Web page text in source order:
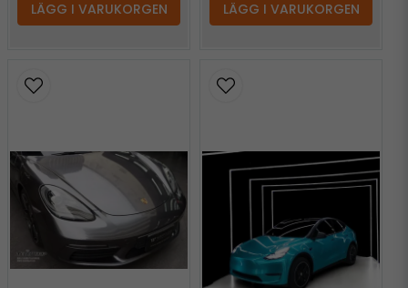
LÄGG I VARUKORGEN LÄGG I VARUKORGEN